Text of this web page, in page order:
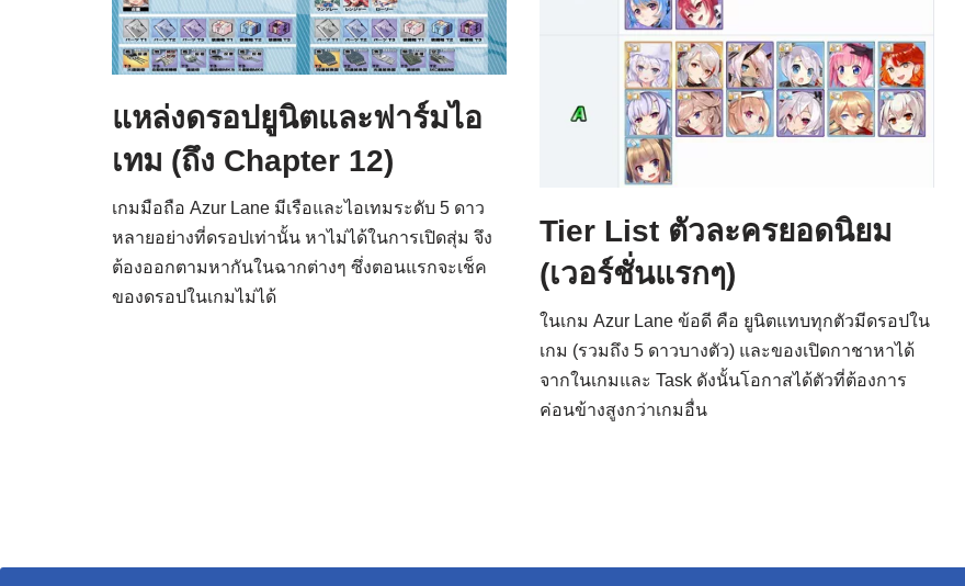
แหล่งดรอปยูนิตและฟาร์มไอ
เทม (ถึง Chapter 12)
เกมมือถือ Azur Lane มีเรือและไอเทมระดับ 5 ดาว
หลายอย่างที่ดรอปเท่านั้น หาไม่ได้ในการเปิดสุ่ม จึง
ต้องออกตามหากันในฉากต่างๆ ซึ่งตอนแรกจะเช็ค
ของดรอปในเกมไม่ได้
Tier List ตัวละครยอดนิยม
(เวอร์ชั่นแรกๆ)
ในเกม Azur Lane ข้อดี คือ ยูนิตแทบทุกตัวมีดรอปใน
เกม (รวมถึง 5 ดาวบางตัว) และของเปิดกาชาหาได้
จากในเกมและ Task ดังนั้นโอกาสได้ตัวที่ต้องการ
ค่อนข้างสูงกว่าเกมอื่น